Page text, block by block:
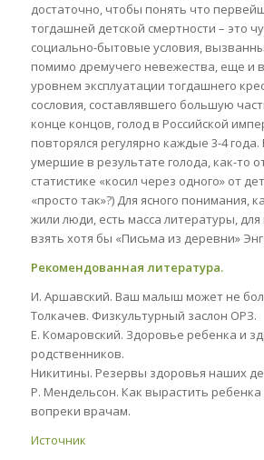
достаточно, чтобы понять что
тогдашней детской смертности – это
социально-бытовые условия,
помимо дремучего невежества, еще и
уровнем эксплуатации тогдашнего
сословия, составлявшего большую
конце концов, голод в Российской
повторялся регулярно каждые 3-4
умершие в результате голода, как-то
статистике «косил через одного» от
«просто так»?) Для ясного понимания,
жили люди, есть масса литературы,
взять хотя бы «Письма из деревни»
Рекомендованная литература.
И. Аршавский. Ваш малыш может не
Толкачев. Физкультурный заслон ОРЗ.
Е. Комаровский. Здоровье ребенка и
родственников.
Никитины. Резервы здоровья наших
Р. Мендельсон. Как вырастить
вопреки врачам.
Источник